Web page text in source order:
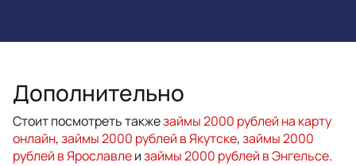
Дополнительно
Стоит посмотреть такжезаймы 2000 рублей на карту
онлайн,займы 2000 рублей в Якутске,займы 2000
рублей в Ярославлеизаймы 2000 рублей в Энгельсе.